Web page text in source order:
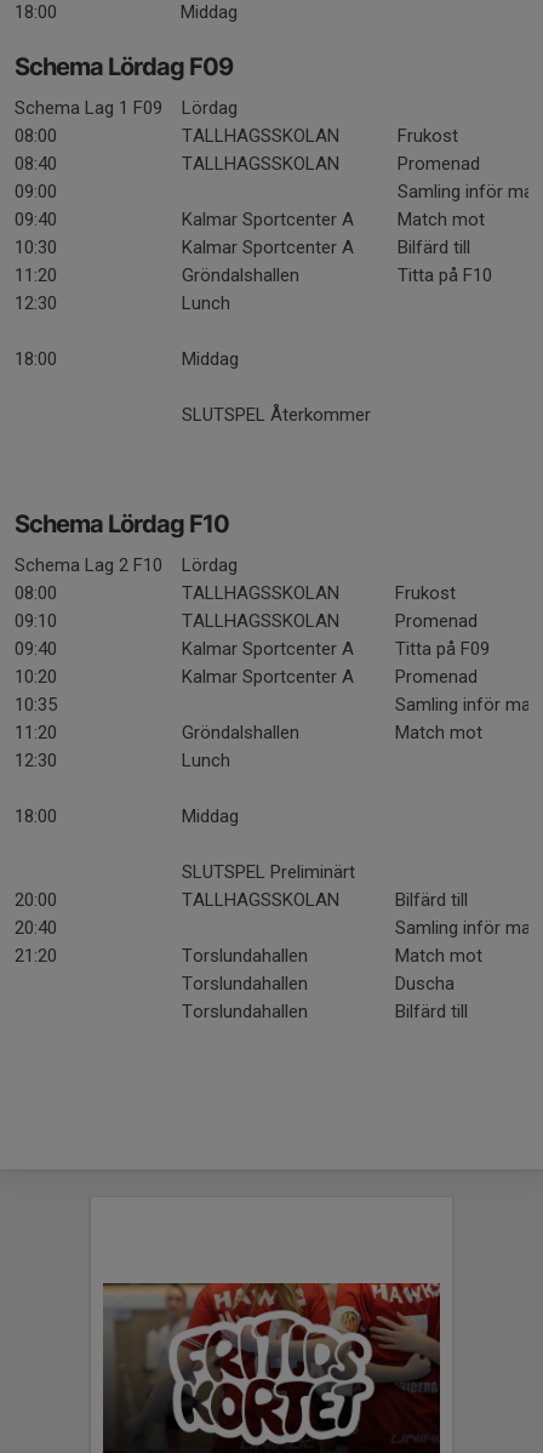
18:00
Middag
Schema Lördag F09
Schema Lag 1 F09
Lördag
08:00
TALLHAGSSKOLAN
Frukost
08:40
TALLHAGSSKOLAN
Promenad
09:00
Samling inför
09:40
Kalmar Sportcenter A
Match mot
10:30
Kalmar Sportcenter A
Bilfärd till
11:20
Gröndalshallen
Titta på F10
12:30
Lunch
18:00 Middag
SLUTSPEL Återkommer
Schema Lördag F10
Schema Lag 2 F10
Lördag
08:00
TALLHAGSSKOLAN
Frukost
09:10
TALLHAGSSKOLAN
Promenad
09:40
Kalmar Sportcenter A
Titta på F09
10:20
Kalmar Sportcenter A
Promenad
10:35
Samling inför
11:20
Gröndalshallen
Match mot
12:30
Lunch
18:00 Middag
SLUTSPEL Preliminärt
20:00
TALLHAGSSKOLAN
Bilfärd till
20:40
Samling inför
21:20
Torslundahallen
Match mot
Torslundahallen
Duscha
Torslundahallen
Bilfärd till